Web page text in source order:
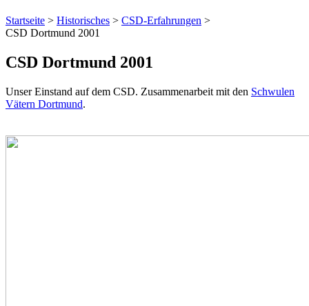
Startseite > Historisches > CSD-Erfahrungen >
CSD Dortmund 2001
CSD Dortmund 2001
Unser Einstand auf dem CSD. Zusammenarbeit mit den Schwulen
Vätern Dortmund.